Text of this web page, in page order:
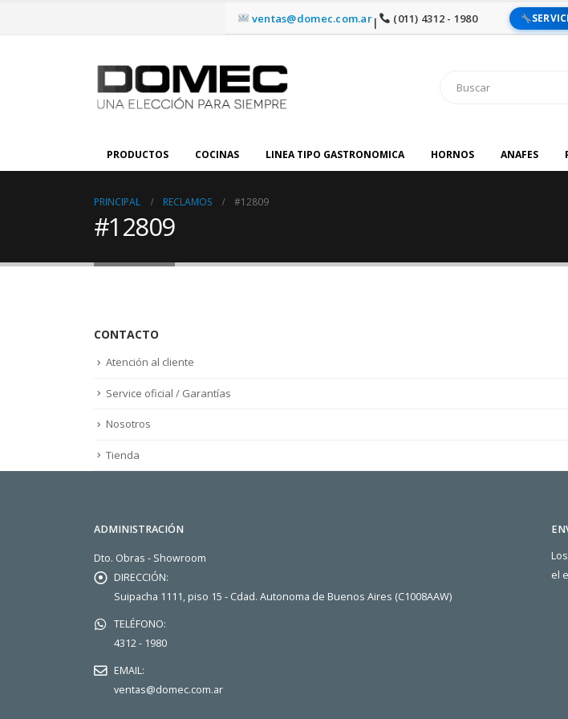
ventas@domec.com.ar| (011) 4312 - 1980
PRODUCTOS COCINAS LINEA TIPO GASTRONOMICA HORNOS ANAFES
PRINCIPAL RECLAMOS #12809
#12809
CONTACTO
Atención al cliente
Service oficial / Garantías
Nosotros
Tienda
ADMINISTRACIÓN
Dto. Obras - Showroom
DIRECCIÓN:
Suipacha 1111, piso 15 - Cdad. Autonoma de Buenos Aires (C1008AAW)
TELÉFONO:
4312 - 1980
EMAIL:
ventas@domec.com.ar
el